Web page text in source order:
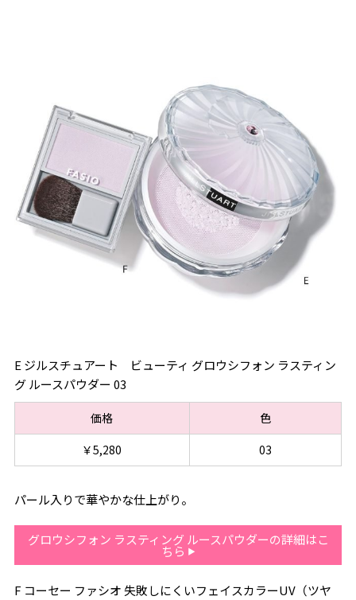
E ジルスチュアート ビューティ グロウシフォン ラスティン
グ ルースパウダー 03
価格
色
￥5,280
03
パール入りで華やかな仕上がり。
グロウシフォン ラスティング ルースパウダーの詳細はこ
ちら
F コーセー ファシオ 失敗しにくいフェイスカラーUV（ツヤ